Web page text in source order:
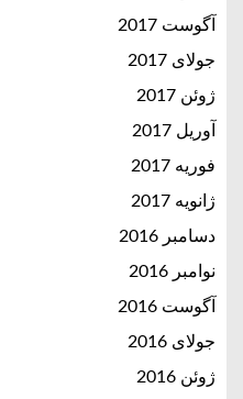
آگوست 2017
جولای 2017
ژوئن 2017
آوریل 2017
فوریه 2017
ژانویه 2017
دسامبر 2016
نوامبر 2016
آگوست 2016
جولای 2016
ژوئن 2016